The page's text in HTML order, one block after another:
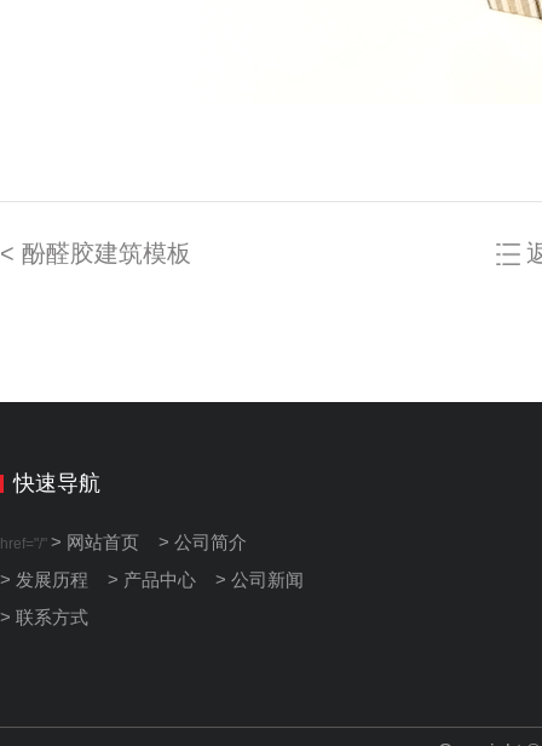
< 酚醛胶建筑模板
快速导航
href="/" > 网站首页
> 公司简介
> 发展历程
> 产品中心
> 公司新闻
> 联系方式